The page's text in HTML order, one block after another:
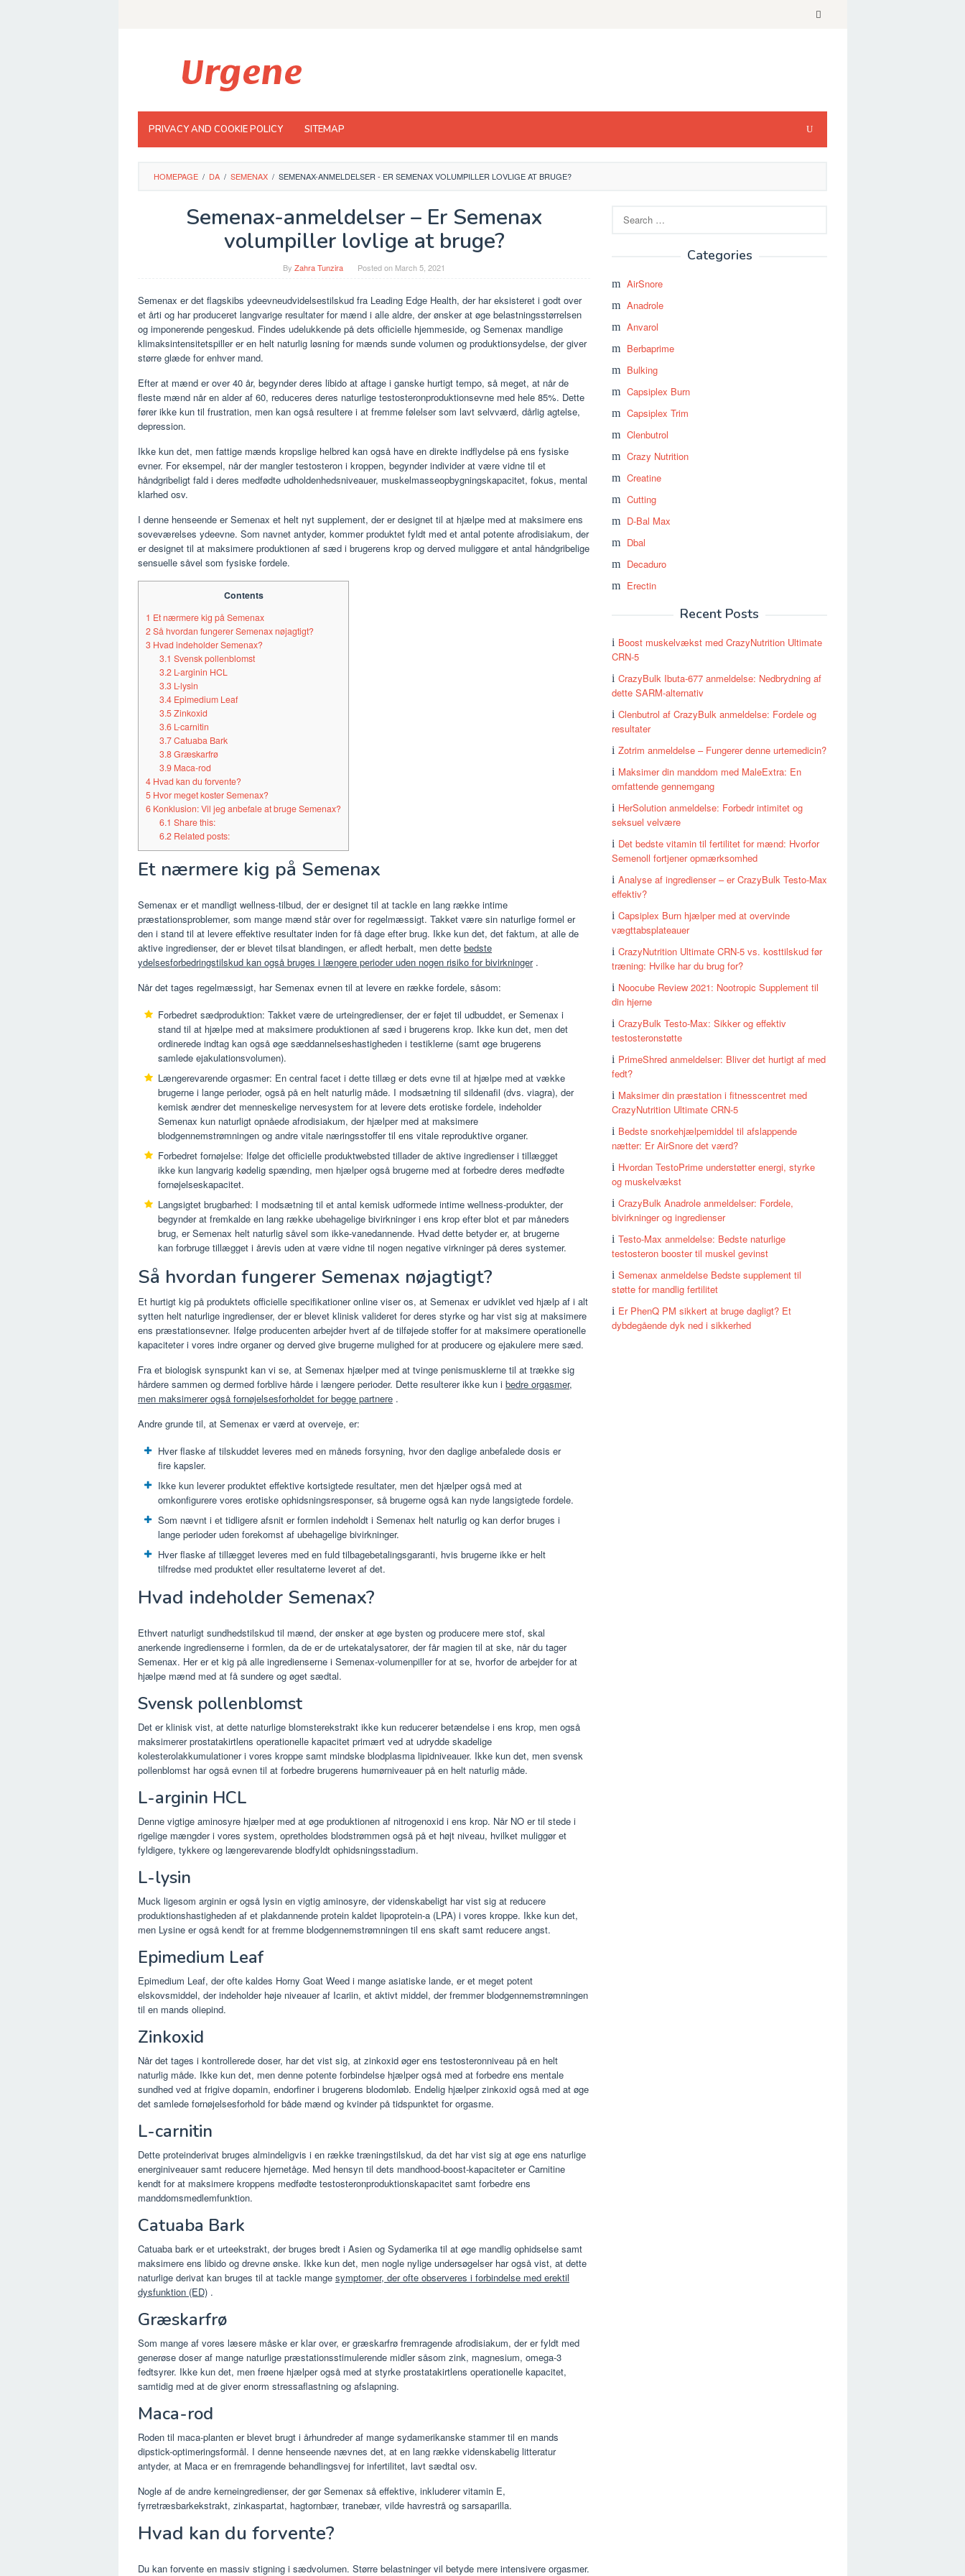
PRIVACY AND COOKIE POLICY SITEMAP
HOMEPAGE / DA / SEMENAX / SEMENAX-ANMELDELSER - ER SEMENAX VOLUMPILLER LOVLIGE AT BRUGE?
Semenax-anmeldelser – Er Semenax
volumpiller lovlige at bruge?
By Zahra Tunzira Posted on March 5, 2021
Semenax er det flagskibs ydeevneudvidelsestilskud fra Leading Edge Health, der har eksisteret i godt over
et årti og har produceret langvarige resultater for mænd i alle aldre, der ønsker at øge belastningsstørrelsen
og imponerende pengeskud. Findes udelukkende på dets officielle hjemmeside, og Semenax mandlige
klimaksintensitetspiller er en helt naturlig løsning for mænds sunde volumen og produktionsydelse, der giver
større glæde for enhver mand.
Efter at mænd er over 40 år, begynder deres libido at aftage i ganske hurtigt tempo, så meget, at når de
fleste mænd når en alder af 60, reduceres deres naturlige testosteronproduktionsevne med hele 85%. Dette
fører ikke kun til frustration, men kan også resultere i at fremme følelser som lavt selvværd, dårlig agtelse,
depression.
Ikke kun det, men fattige mænds kropslige helbred kan også have en direkte indflydelse på ens fysiske
evner. For eksempel, når der mangler testosteron i kroppen, begynder individer at være vidne til et
håndgribeligt fald i deres medfødte udholdenhedsniveauer, muskelmasseopbygningskapacitet, fokus, mental
klarhed osv.
I denne henseende er Semenax et helt nyt supplement, der er designet til at hjælpe med at maksimere ens
soveværelses ydeevne. Som navnet antyder, kommer produktet fyldt med et antal potente afrodisiakum, der
er designet til at maksimere produktionen af ​​sæd i brugerens krop og derved muliggøre et antal håndgribelige
sensuelle såvel som fysiske fordele.
Contents
1 Et nærmere kig på Semenax
2Så hvordan fungerer Semenax nøjagtigt?
3 Hvad indeholder Semenax?
3.1 Svensk pollenblomst
3.2L-arginin HCL
3.3L-lysin
3.4Epimedium Leaf
3.5Zinkoxid
3.6L-carnitin
3.7Catuaba Bark
3.8Græskarfrø
3.9Maca-rod
4 Hvad kan du forvente?
5 Hvor meget koster Semenax?
6 Konklusion: Vil jeg anbefale at bruge Semenax?
6.1 Share this:
6.2Related posts:
Et nærmere kig på Semenax
Semenax er et mandligt wellness-tilbud, der er designet til at tackle en lang række intime
præstationsproblemer, som mange mænd står over for regelmæssigt. Takket være sin naturlige formel er
den i stand til at levere effektive resultater inden for få dage efter brug. Ikke kun det, det faktum, at alle de
aktive ingredienser, der er blevet tilsat blandingen, er afledt herbalt, men dette bedste
ydelsesforbedringstilskud kan også bruges i længere perioder uden nogen risiko for bivirkninger.
Når det tages regelmæssigt, har Semenax evnen til at levere en række fordele, såsom:
Forbedret sædproduktion: Takket være de urteingredienser, der er føjet til udbuddet, er Semenax i
stand til at hjælpe med at maksimere produktionen af ​​sæd i brugerens krop. Ikke kun det, men det
ordinerede indtag kan også øge sæddannelseshastigheden i testiklerne (samt øge brugerens
samlede ejakulationsvolumen).
Længerevarende orgasmer: En central facet i dette tillæg er dets evne til at hjælpe med at vække
brugerne i lange perioder, også på en helt naturlig måde. I modsætning til sildenafil (dvs. viagra), der
kemisk ændrer det menneskelige nervesystem for at levere dets erotiske fordele, indeholder
Semenax kun naturligt opnåede afrodisiakum, der hjælper med at maksimere
blodgennemstrømningen og andre vitale næringsstoffer til ens vitale reproduktive organer.
Forbedret fornøjelse: Ifølge det officielle produktwebsted tillader de aktive ingredienser i tillægget
ikke kun langvarig kødelig spænding, men hjælper også brugerne med at forbedre deres medfødte
fornøjelseskapacitet.
Langsigtet brugbarhed: I modsætning til et antal kemisk udformede intime wellness-produkter, der
begynder at fremkalde en lang række ubehagelige bivirkninger i ens krop efter blot et par måneders
brug, er Semenax helt naturlig såvel som ikke-vanedannende. Hvad dette betyder er, at brugerne
kan forbruge tillægget i årevis uden at være vidne til nogen negative virkninger på deres systemer.
Så hvordan fungerer Semenax nøjagtigt?
Et hurtigt kig på produktets officielle specifikationer online viser os, at Semenax er udviklet ved hjælp af i alt
sytten helt naturlige ingredienser, der er blevet klinisk valideret for deres styrke og har vist sig at maksimere
ens præstationsevner. Ifølge producenten arbejder hvert af de tilføjede stoffer for at maksimere operationelle
kapaciteter i vores indre organer og derved give brugerne mulighed for at producere og ejakulere mere sæd.
Fra et biologisk synspunkt kan vi se, at Semenax hjælper med at tvinge penismusklerne til at trække sig
hårdere sammen og dermed forblive hårde i længere perioder. Dette resulterer ikke kun i bedre orgasmer,
men maksimerer også fornøjelsesforholdet for begge partnere .
Andre grunde til, at Semenax er værd at overveje, er:
Hver flaske af tilskuddet leveres med en måneds forsyning, hvor den daglige anbefalede dosis er
fire kapsler.
Ikke kun leverer produktet effektive kortsigtede resultater, men det hjælper også med at
omkonfigurere vores erotiske ophidsningsresponser, så brugerne også kan nyde langsigtede fordele.
Som nævnt i et tidligere afsnit er formlen indeholdt i Semenax helt naturlig og kan derfor bruges i
lange perioder uden forekomst af ubehagelige bivirkninger.
Hver flaske af tillægget leveres med en fuld tilbagebetalingsgaranti, hvis brugerne ikke er helt
tilfredse med produktet eller resultaterne leveret af det.
Hvad indeholder Semenax?
Ethvert naturligt sundhedstilskud til mænd, der ønsker at øge bysten og producere mere stof, skal
anerkende ingredienserne i formlen, da de er de urtekatalysatorer, der får magien til at ske, når du tager
Semenax. Her er et kig på alle ingredienserne i Semenax-volumenpiller for at se, hvorfor de arbejder for at
hjælpe mænd med at få sundere og øget sædtal.
Svensk pollenblomst
Det er klinisk vist, at dette naturlige blomsterekstrakt ikke kun reducerer betændelse i ens krop, men også
maksimerer prostatakirtlens operationelle kapacitet primært ved at udrydde skadelige
kolesterolakkumulationer i vores kroppe samt mindske blodplasma lipidniveauer. Ikke kun det, men svensk
pollenblomst har også evnen til at forbedre brugerens humørniveauer på en helt naturlig måde.
L-arginin HCL
Denne vigtige aminosyre hjælper med at øge produktionen af ​​nitrogenoxid i ens krop. Når NO er ​​til stede i
rigelige mængder i vores system, opretholdes blodstrømmen også på et højt niveau, hvilket muliggør et
fyldigere, tykkere og længerevarende blodfyldt ophidsningsstadium.
L-lysin
Muck ligesom arginin er også lysin en vigtig aminosyre, der videnskabeligt har vist sig at reducere
produktionshastigheden af ​​et plakdannende protein kaldet lipoprotein-a (LPA) i vores kroppe. Ikke kun det,
men Lysine er også kendt for at fremme blodgennemstrømningen til ens skaft samt reducere angst.
Epimedium Leaf
Epimedium Leaf, der ofte kaldes Horny Goat Weed i mange asiatiske lande, er et meget potent
elskovsmiddel, der indeholder høje niveauer af Icariin, et aktivt middel, der fremmer blodgennemstrømningen
til en mands oliepind.
Zinkoxid
Når det tages i kontrollerede doser, har det vist sig, at zinkoxid øger ens testosteronniveau på en helt
naturlig måde. Ikke kun det, men denne potente forbindelse hjælper også med at forbedre ens mentale
sundhed ved at frigive dopamin, endorfiner i brugerens blodomløb. Endelig hjælper zinkoxid også med at øge
det samlede fornøjelsesforhold for både mænd og kvinder på tidspunktet for orgasme.
L-carnitin
Dette proteinderivat bruges almindeligvis i en række træningstilskud, da det har vist sig at øge ens naturlige
energiniveauer samt reducere hjernetåge. Med hensyn til dets mandhood-boost-kapaciteter er Carnitine
kendt for at maksimere kroppens medfødte testosteronproduktionskapacitet samt forbedre ens
manddomsmedlemfunktion.
Catuaba Bark
Catuaba bark er et urteekstrakt, der bruges bredt i Asien og Sydamerika til at øge mandlig ophidselse samt
maksimere ens libido og drevne ønske. Ikke kun det, men nogle nylige undersøgelser har også vist, at dette
naturlige derivat kan bruges til at tackle mange symptomer, der ofte observeres i forbindelse med erektil
dysfunktion (ED) .
Græskarfrø
Som mange af vores læsere måske er klar over, er græskarfrø fremragende afrodisiakum, der er fyldt med
generøse doser af mange naturlige præstationsstimulerende midler såsom zink, magnesium, omega-3
fedtsyrer. Ikke kun det, men frøene hjælper også med at styrke prostatakirtlens operationelle kapacitet,
samtidig med at de giver enorm stressaflastning og afslapning.
Maca-rod
Roden til maca-planten er blevet brugt i århundreder af mange sydamerikanske stammer til en mands
dipstick-optimeringsformål. I denne henseende nævnes det, at en lang række videnskabelig litteratur
antyder, at Maca er en fremragende behandlingsvej for infertilitet, lavt sædtal osv.
Nogle af de andre kerneingredienser, der gør Semenax så effektive, inkluderer vitamin E,
fyrretræsbarkekstrakt, zinkaspartat, hagtornbær, tranebær, vilde havrestrå og sarsaparilla.
Hvad kan du forvente?
Du kan forvente en massiv stigning i sædvolumen. Større belastninger vil betyde mere intensivere orgasmer.
for:
Categories
AirSnore
Anadrole
Anvarol
Berbaprime
Bulking
Capsiplex Burn
Capsiplex Trim
Clenbutrol
Crazy Nutrition
Creatine
Cutting
D-Bal Max
Dbal
Decaduro
Erectin
Recent Posts
Boost muskelvækst med CrazyNutrition Ultimate
CRN-5
CrazyBulk Ibuta-677 anmeldelse: Nedbrydning af
dette SARM-alternativ
Clenbutrol af CrazyBulk anmeldelse: Fordele og
resultater
Zotrim anmeldelse – Fungerer denne urtemedicin?
Maksimer din manddom med MaleExtra: En
omfattende gennemgang
HerSolution anmeldelse: Forbedr intimitet og
seksuel velvære
Det bedste vitamin til fertilitet for mænd: Hvorfor
Semenoll fortjener opmærksomhed
Analyse af ingredienser – er CrazyBulk Testo-Max
effektiv?
Capsiplex Burn hjælper med at overvinde
vægttabsplateauer
CrazyNutrition Ultimate CRN-5 vs. kosttilskud før
træning: Hvilke har du brug for?
Noocube Review 2021: Nootropic Supplement til
din hjerne
CrazyBulk Testo-Max: Sikker og effektiv
testosteronstøtte
PrimeShred anmeldelser: Bliver det hurtigt af med
fedt?
Maksimer din præstation i fitnesscentret med
CrazyNutrition Ultimate CRN-5
Bedste snorkehjælpemiddel til afslappende
nætter: Er AirSnore det værd?
Hvordan TestoPrime understøtter energi, styrke
og muskelvækst
CrazyBulk Anadrole anmeldelser: Fordele,
bivirkninger og ingredienser
Testo-Max anmeldelse: Bedste naturlige
testosteron booster til muskel gevinst
Semenax anmeldelse Bedste supplement til
støtte for mandlig fertilitet
Er PhenQ PM sikkert at bruge dagligt? Et
dybdegående dyk ned i sikkerhed